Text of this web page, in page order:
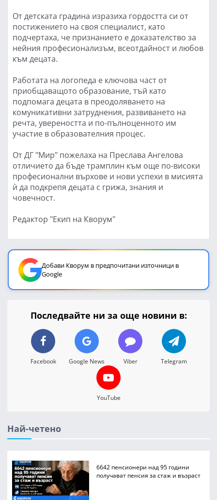
От детската градина изразиха гордостта си от
постижението на своя специалист, като
подчертаха, че признанието е доказателство за
нейния професионализъм, всеотдайност и любов
към децата.
Работата на логопеда е ключова част от
приобщаващото образование, тъй като
подпомага децата в преодоляването на
комуникативни затруднения, развиването на
речта, увереността и по-пълноценното им
участие в образователния процес.
От ДГ "Мир" пожелаха на Преслава Ангелова
отличието да бъде трамплин към още по-високи
професионални върхове и нови успехи в мисията
ѝ да подкрепя децата с грижа, знания и
човечност.
Редактор "Екип на Кворум"
Добави Кворум в предпочитани източници в
Google
Последвайте ни за още новини в:
Facebook Google News Viber Telegram
YouTube
Най-четено
6642 пенсионери над 95 години
получават пенсия за стаж и възраст